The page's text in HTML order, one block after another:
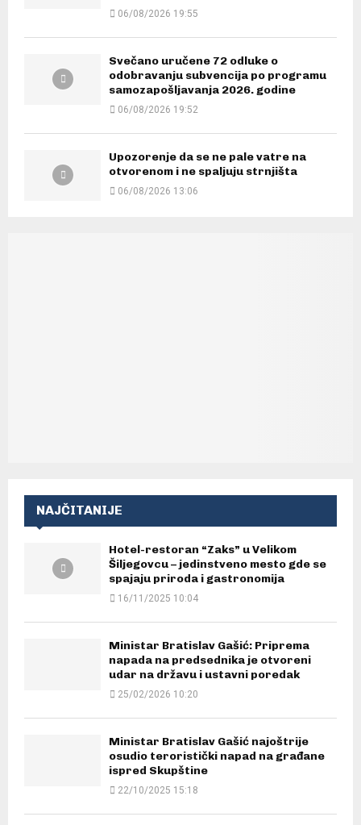
06/08/2026 19:55
Svečano uručene 72 odluke o
odobravanju subvencija po programu
samozapošljavanja 2026. godine
06/08/2026 19:52
Upozorenje da se ne pale vatre na
otvorenom i ne spaljuju strnjišta
06/08/2026 13:06
NAJČITANIJE
Hotel-restoran “Zaks” u Velikom
Šiljegovcu – jedinstveno mesto gde se
spajaju priroda i gastronomija
16/11/2025 10:04
Ministar Bratislav Gašić: Priprema
napada na predsednika je otvoreni
udar na državu i ustavni poredak
25/02/2026 10:20
Ministar Bratislav Gašić najoštrije
osudio teroristički napad na građane
ispred Skupštine
22/10/2025 15:18